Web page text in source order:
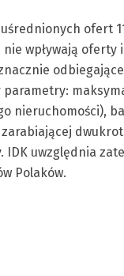
ofert
wpływają
nieruchomości),
IDK uwzględnia
Polaków.